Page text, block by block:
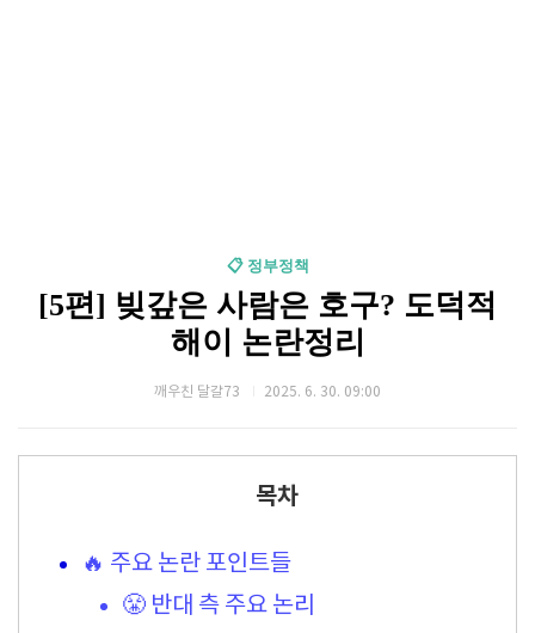
📋 정부정책
[5편] 빚갚은 사람은 호구? 도덕적
해이 논란정리
깨우친 달걀73 2025. 6. 30. 09:00
목차
🔥 주요 논란 포인트들
😤 반대 측 주요 논리